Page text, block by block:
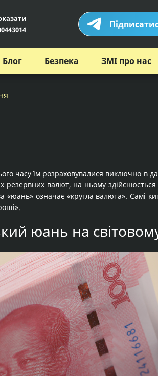
Блог Безпека ЗМІ про нас
часу їм розраховувалися виключно в
резервних валют, на ньому
«юань» означає «кругла валюта».
юань на